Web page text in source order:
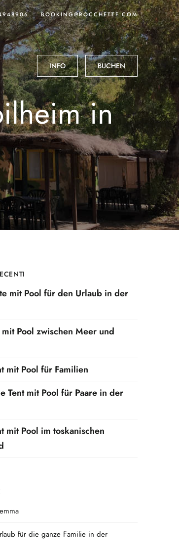
BOOKING@ROCCHETTE.COM
INFO BUCHEN
in
mit Pool für den Urlaub in der
Pool zwischen Meer und
mit Pool für Familien
Tent mit Pool für Paare in der
mit Pool im toskanischen
für die ganze Familie in der